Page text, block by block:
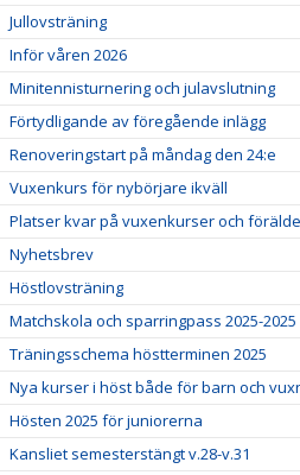
Jullovsträning
Inför våren 2026
Minitennisturnering och julavslutning
Förtydligande av föregående inlägg
Renoveringstart på måndag den 24:e
Vuxenkurs för nybörjare ikväll
Platser kvar på vuxenkurser och
Nyhetsbrev
Höstlovsträning
Matchskola och sparringpass 2025-2025
Träningsschema höstterminen 2025
Nya kurser i höst både för barn och
Hösten 2025 för juniorerna
Kansliet semesterstängt v.28-v.31